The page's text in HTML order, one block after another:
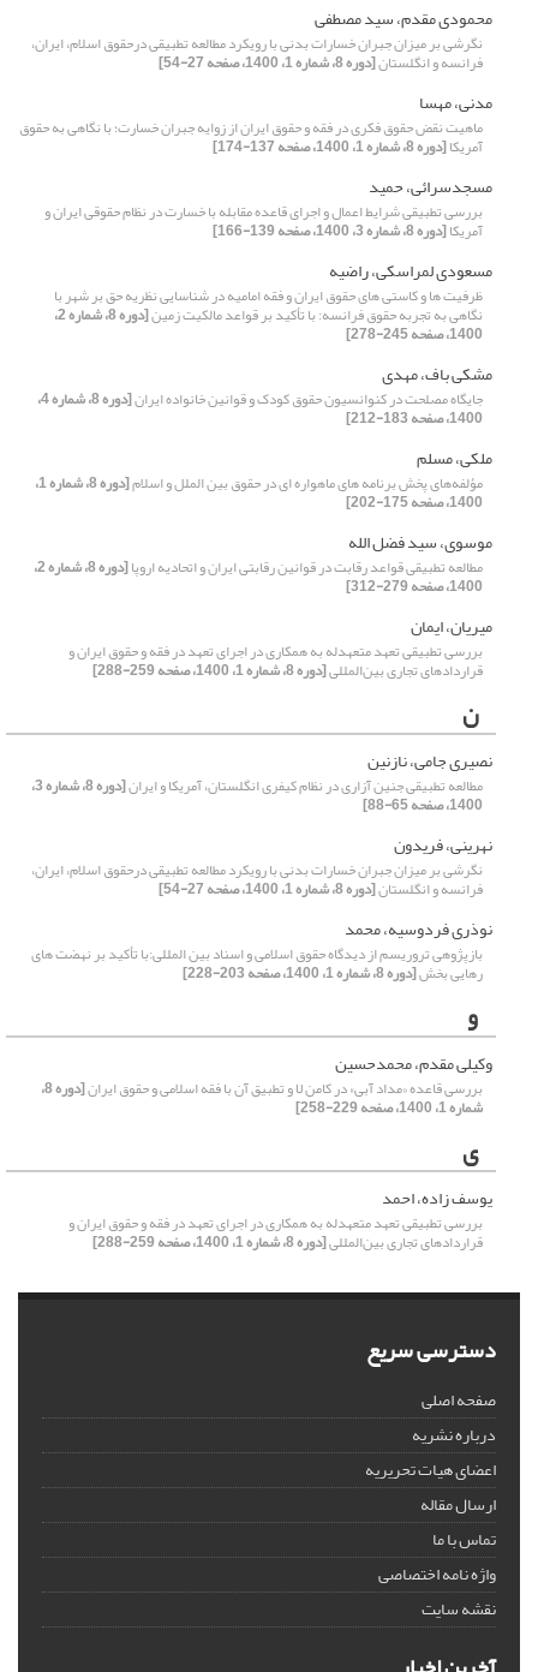
محمودی مقدم، سید مصطفی
نگرشی بر میزان جبران خسارات بدنی با رویکرد مطالعه تطبیقی درحقوق اسلام، ایران،
فرانسه و انگلستان[دوره 8، شماره 1، 1400، صفحه 27-54]
مدنی، مهسا
ماهیت نقض حقوق فکری در فقه و حقوق ایران از زوایه‌ جبران خسارت؛ با نگاهی به حقوق
آمریکا[دوره 8، شماره 1، 1400، صفحه 137-174]
مسجدسرائی، حمید
بررسی تطبیقی شرایط اعمال و اجرای قاعده مقابله با خسارت در نظام حقوقی ایران و
آمریکا[دوره 8، شماره 3، 1400، صفحه 139-166]
مسعودی لمراسکی، راضیه
ظرفیت ها‌ و کاستی های حقوق ایران و فقه امامیه در شناسایی نظریه حق بر شهر با
نگاهی به تجربه حقوق فرانسه: با تأکید بر قواعد مالکیت زمین [دوره 8، شماره 2،
1400، صفحه 245-278]
مشکی باف، مهدی
جایگاه مصلحت در کنوانسیون حقوق کودک و قوانین خانواده ایران [دوره 8، شماره 4،
1400، صفحه 183-212]
ملکی، مسلم
مؤلفه‌های پخش برنامه های ماهواره ای در حقوق بین الملل و اسلام [دوره 8، شماره 1،
1400، صفحه 175-202]
موسوی، سید فضل الله
مطالعه‌ تطبیقی قواعد رقابت در قوانین رقابتی ایران و اتحادیه‌ اروپا [دوره 8، شماره 2،
1400، صفحه 279-312]
میریان، ایمان
بررسی تطبیقی تعهد متعهدله به همکاری در اجرای تعهد در فقه و حقوق ایران و
قراردادهای تجاری بین‌المللی[دوره 8، شماره 1، 1400، صفحه 259-288]
ن
نصیری جامی، نازنین
مطالعه تطبیقی جنین آزاری در نظام کیفری انگلستان، آمریکا و ایران [دوره 8، شماره 3،
1400، صفحه 65-88]
نهرینی، فریدون
نگرشی بر میزان جبران خسارات بدنی با رویکرد مطالعه تطبیقی درحقوق اسلام، ایران،
فرانسه و انگلستان[دوره 8، شماره 1، 1400، صفحه 27-54]
نوذری فردوسیه، محمد
بازپژوهی تروریسم از دیدگاه حقوق اسلامی و اسناد بین المللی:با تأکید بر نهضت های
رهایی بخش[دوره 8، شماره 1، 1400، صفحه 203-228]
و
وکیلی مقدم، محمدحسین
بررسی قاعده «مداد آبی» در کامن لا و تطبیق آن با فقه اسلامی و حقوق ایران [دوره 8،
شماره 1، 1400، صفحه 229-258]
ی
یوسف زاده، احمد
بررسی تطبیقی تعهد متعهدله به همکاری در اجرای تعهد در فقه و حقوق ایران و
قراردادهای تجاری بین‌المللی[دوره 8، شماره 1، 1400، صفحه 259-288]
دسترسی سریع
صفحه اصلی
درباره نشریه
اعضای هیات تحریریه
ارسال مقاله
تماس با ما
واژه نامه اختصاصی
نقشه سایت